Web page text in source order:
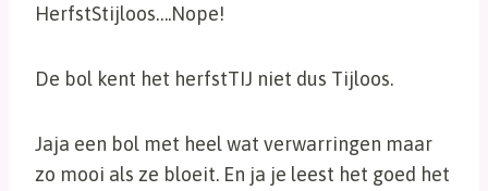
HerfstStijloos….Nope!
De bol kent het herfstTIJ niet dus Tijloos.
Jaja een bol met heel wat verwarringen maar
zo mooi als ze bloeit. En ja je leest het goed het